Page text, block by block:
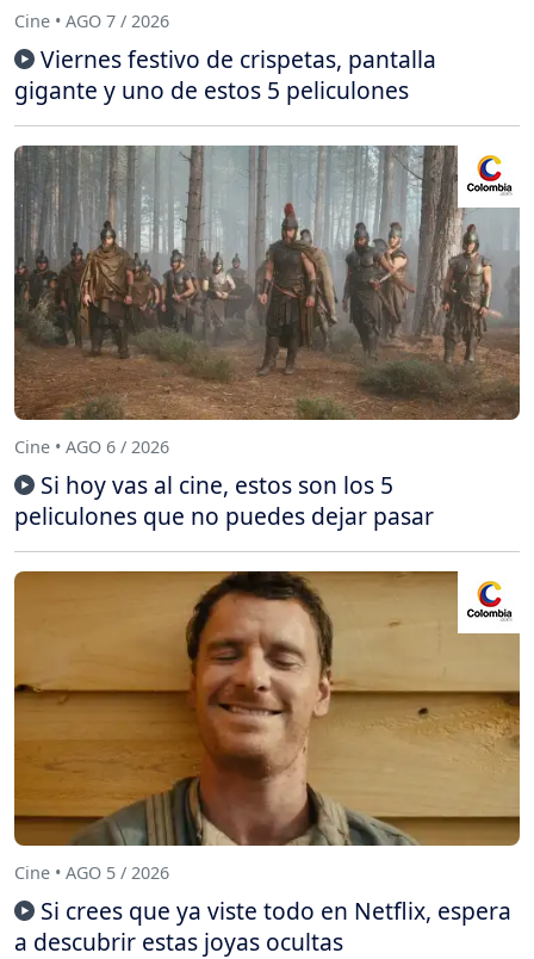
Cine • AGO 7 / 2026
Viernes festivo de crispetas, pantalla
gigante y uno de estos 5 peliculones
Cine • AGO 6 / 2026
Si hoy vas al cine, estos son los 5
peliculones que no puedes dejar pasar
Cine • AGO 5 / 2026
Si crees que ya viste todo en Netflix, espera
a descubrir estas joyas ocultas